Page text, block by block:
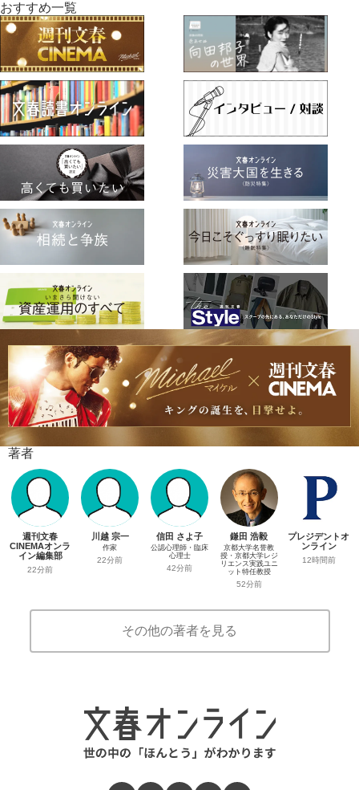
おすすめ一覧
著者
週刊文春
CINEMAオンラ
イン編集部
22分前
川越 宗一
作家
22分前
信田 さよ子
公認心理師・臨床
心理士
42分前
鎌田 浩毅
京都大学名誉教
授・京都大学レジ
リエンス実践ユニ
ット特任教授
52分前
プレジデントオ
ンライン
12時間前
その他の著者を見る